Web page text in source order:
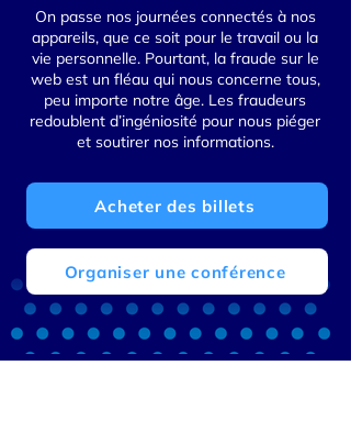
On passe nos journées connectés à nos
appareils, que ce soit pour le travail ou la
vie personnelle. Pourtant, la fraude sur le
web est un fléau qui nous concerne tous,
peu importe notre âge. Les fraudeurs
redoublent d’ingéniosité pour nous piéger
et soutirer nos informations.
Organiser une conférence
Acheter des billets